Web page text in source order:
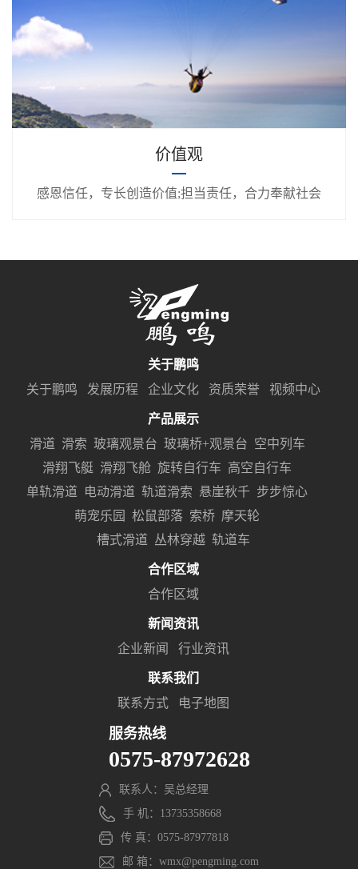
价值观
感恩信任，专长创造价值;担当责任，合力奉献社会
关于鹏鸣
关于鹏鸣
发展历程 企业文化 资质荣誉 视频中心
产品展示
滑道 滑索 玻璃观景台 玻璃桥+观景台 空中列车
滑翔飞艇 滑翔飞舱 旋转自行车 高空自行车
单轨滑道
电动滑道 轨道滑索 悬崖秋千 步步惊心
萌宠乐园
松鼠部落 索桥 摩天轮
槽式滑道 丛林穿越 轨道车
合作区域
合作区域
新闻资讯
企业新闻
行业资讯
联系我们
联系方式
电子地图
服务热线
0575-87972628
联系人：吴总经理
手 机：13735358668
传 真：0575-87977818
邮 箱：wmx@pengming.com